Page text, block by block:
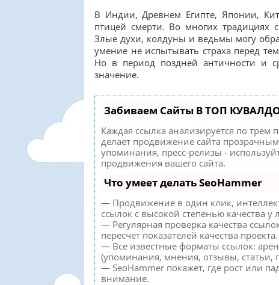
В Индии, Древнем Египте, Японии,
птицей смерти. Во многих традициях
Злые духи, колдуны и ведьмы могу
умение не испытывать страха перед
Но в период поздней античности и
значение.
Забиваем Сайты В ТОП
Каждая ссылка анализируется по трем
делает продвижение сайта
упоминания, пресс-релизы -
продвижения вашего сайта.
Что умеет делать SeoHammer
— Продвижение в один клик,
ссылок с высокой степенью качества
— Регулярная проверка качества
пересчет показателей качества проекта.
— Все известные форматы ссылок:
(упоминания, мнения, отзывы, статьи,
— SeoHammer покажет, где рост или
внимание.